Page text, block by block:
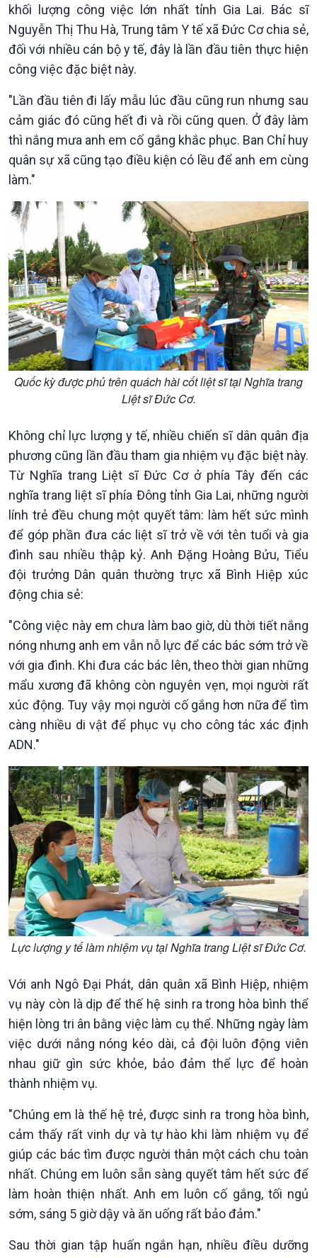
Chính trị
Tin Chính trị
Chính phủ với người dân
Quốc hội với cử tri
Xây dựng đảng
Đảng trong cuộc sống
Nhận diện sự thật
Pháp luật và đời sống
Thế giới
Tin thế giới
Vấn đề quốc tế
Hồ sơ sự kiện quốc tế
Thế giới & Việt Nam
Biên cương - Một dải vững
bền
Kinh tế
Tin Kinh tế
Trước giờ mở cửa
Dòng chảy Kinh tế
Sức sống hàng Việt
Khởi nghiệp
Tuyên chiến với gian lận
Nông nghiệp & Biển đảo
Tin Nông nghiệp & Biển
đảo
Mùa vàng
Biển đảo Việt Nam
Tâm tình biên giới và hải
đảo
Nam
khối lượng công việc lớn nhất tỉnh Gia Lai. Bác sĩ
Nguyễn Thị Thu Hà, Trung tâm Y tế xã Đức Cơ chia sẻ,
đối với nhiều cán bộ y tế, đây là lần đầu tiên thực hiện
công việc đặc biệt này.
"Lần đầu tiên đi lấy mẫu lúc đầu cũng run nhưng sau
cảm giác đó cũng hết đi và rồi cũng quen. Ở đây làm
thì nắng mưa anh em cố gắng khắc phục. Ban Chỉ huy
quân sự xã cũng tạo điều kiện có lều để anh em cùng
làm."
Quốc kỳ được phủ trên quách hài cốt liệt sĩ tại Nghĩa trang
Liệt sĩ Đức Cơ.
Không chỉ lực lượng y tế, nhiều chiến sĩ dân quân địa
phương cũng lần đầu tham gia nhiệm vụ đặc biệt này.
Từ Nghĩa trang Liệt sĩ Đức Cơ ở phía Tây đến các
nghĩa trang liệt sĩ phía Đông tỉnh Gia Lai, những người
lính trẻ đều chung một quyết tâm: làm hết sức mình
để góp phần đưa các liệt sĩ trở về với tên tuổi và gia
đình sau nhiều thập kỷ. Anh Đặng Hoàng Bửu, Tiểu
đội trưởng Dân quân thường trực xã Bình Hiệp xúc
động chia sẻ:
"Công việc này em chưa làm bao giờ, dù thời tiết nắng
nóng nhưng anh em vẫn nỗ lực để các bác sớm trở về
với gia đình. Khi đưa các bác lên, theo thời gian những
mẩu xương đã không còn nguyên vẹn, mọi người rất
xúc động. Tuy vậy mọi người cố gắng hơn nữa để tìm
càng nhiều di vật để phục vụ cho công tác xác định
ADN."
Lực lượng y tế làm nhiệm vụ tại Nghĩa trang Liệt sĩ Đức Cơ.
Với anh Ngô Đại Phát, dân quân xã Bình Hiệp, nhiệm
vụ này còn là dịp để thế hệ sinh ra trong hòa bình thể
hiện lòng tri ân bằng việc làm cụ thể. Những ngày làm
việc dưới nắng nóng kéo dài, cả đội luôn động viên
nhau giữ gìn sức khỏe, bảo đảm thể lực để hoàn
thành nhiệm vụ.
"Chúng em là thế hệ trẻ, được sinh ra trong hòa bình,
cảm thấy rất vinh dự và tự hào khi làm nhiệm vụ để
giúp các bác tìm được người thân một cách chu toàn
nhất. Chúng em luôn sẵn sàng quyết tâm hết sức để
làm hoàn thiện nhất. Anh em luôn cố gắng, tối ngủ
sớm, sáng 5 giờ dậy và ăn uống rất bảo đảm."
Sau thời gian tập huấn ngắn hạn, nhiều điều dưỡng